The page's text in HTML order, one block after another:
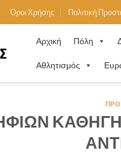
Όροι Χρήσης Πολιτική
Αρχική Πόλη
Αθλητισμός